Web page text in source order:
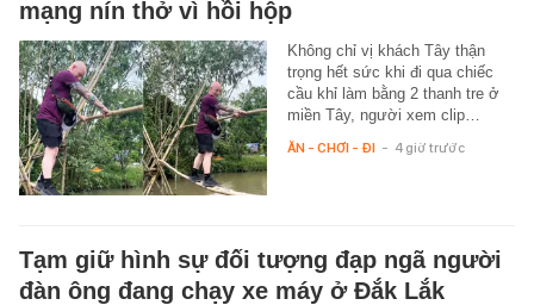
mạng nín thở vì hồi hộp
Không chỉ vị khách Tây thận
trọng hết sức khi đi qua chiếc
cầu khỉ làm bằng 2 thanh tre ở
miền Tây, người xem clip…
ĂN - CHƠI - ĐI - 4 giờ trước
Tạm giữ hình sự đối tượng đạp ngã người
đàn ông đang chạy xe máy ở Đắk Lắk